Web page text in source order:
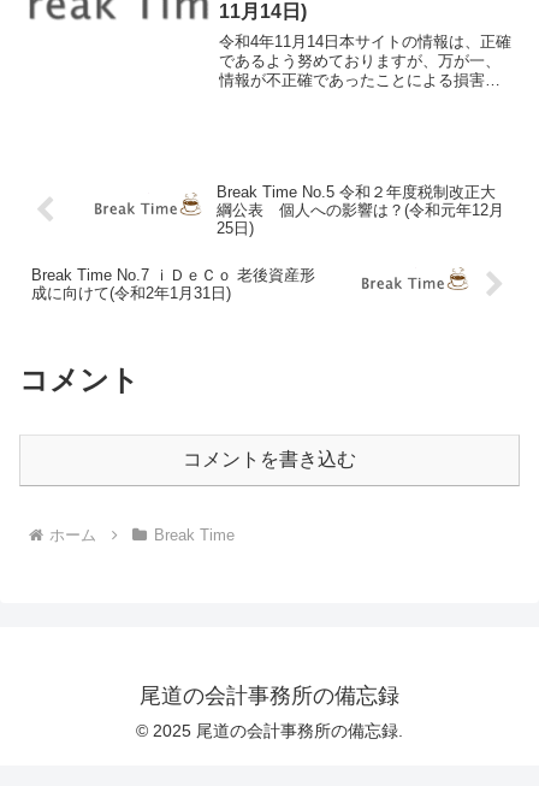
11月14日)
令和4年11月14日本サイトの情報は、正確
であるよう努めておりますが、万が一、
情報が不正確であったことによる損害に
Break Time No.5 令和２年度税制改正大
綱公表 個人への影響は？(令和元年12月
25日)
Break Time No.7 ｉＤｅＣｏ 老後資産形
成に向けて(令和2年1月31日)
コメント
コメントを書き込む
ホーム Break Time
尾道の会計事務所の備忘録
© 2025 尾道の会計事務所の備忘録.